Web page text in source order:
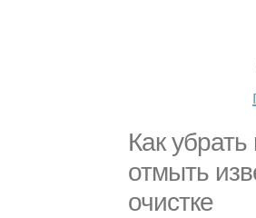
Как
отмыть
очистке